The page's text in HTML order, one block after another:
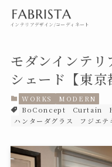
インテリアデザイン/コーディネート
モダンインテリ
シェード【東
WORKS
MODERN
BoConcept
Curtain
ハンターダグラス
フジエテ